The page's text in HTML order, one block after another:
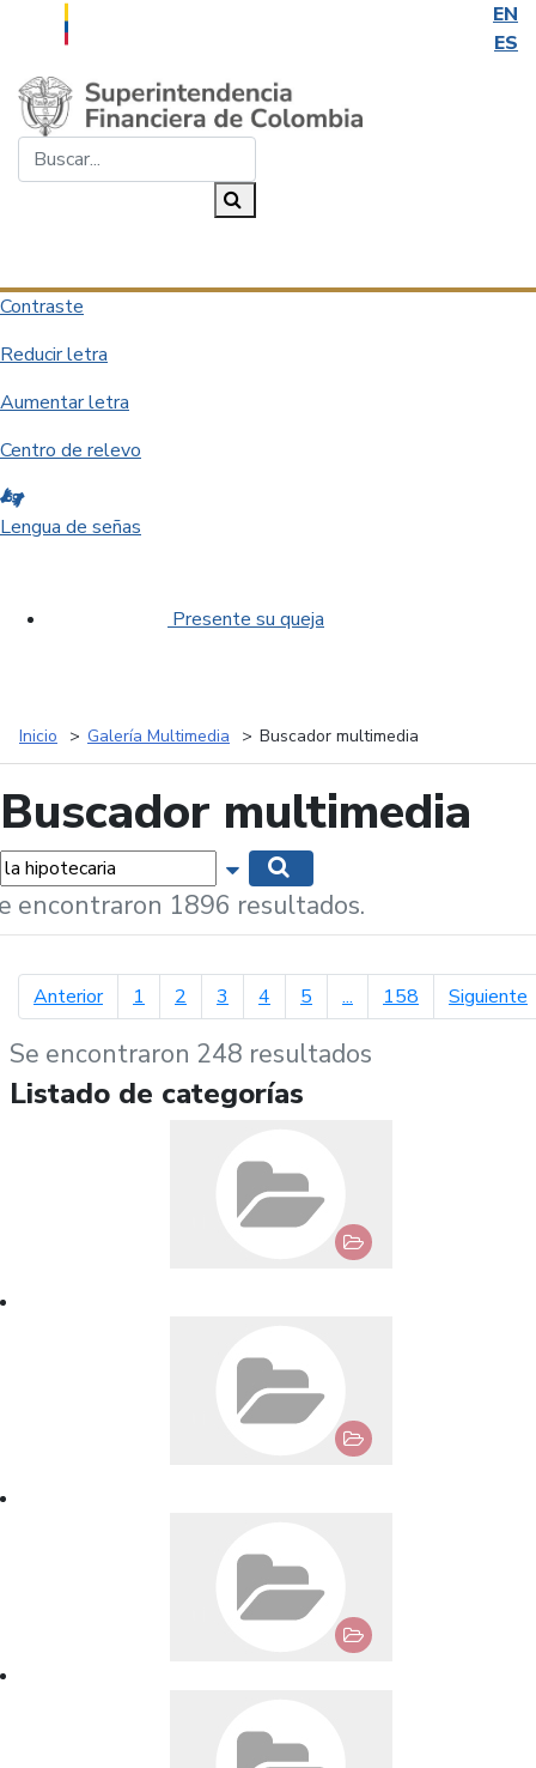
EN
ES
Saltar al contenido principal
Contraste
Reducir letra
Aumentar letra
Centro de relevo
Lengua de señas
Presente su queja
Inicio Galería Multimedia Buscador multimedia
Buscador multimedia
Mostrar opciones de búsqueda
encontraron 1896 resultados.
Anteriorpágina anterior
1 2 3 4 5 ... 158 Siguiente
Se encontraron 248 resultados
Listado de categorías